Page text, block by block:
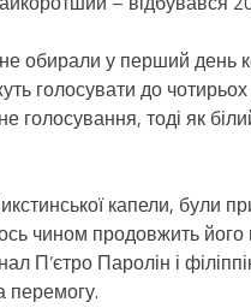
обирали у перший
голосувати до
голосування, тоді як
капели, були
чином продовжить
П’єтро Паролін і
перемогу.